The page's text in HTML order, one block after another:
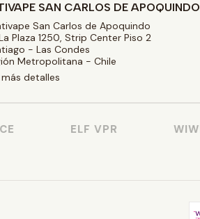
SAN CARLOS DE APOQUINDO
San Carlos de Apoquindo
Plaza 1250, Strip Center Piso 2
- Las Condes
Metropolitana - Chile
más detalles
ELF VPR WIWI